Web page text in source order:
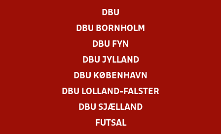
DBU
DBU BORNHOLM
DBU FYN
DBU JYLLAND
DBU KØBENHAVN
DBU LOLLAND-FALSTER
DBU SJÆLLAND
FUTSAL